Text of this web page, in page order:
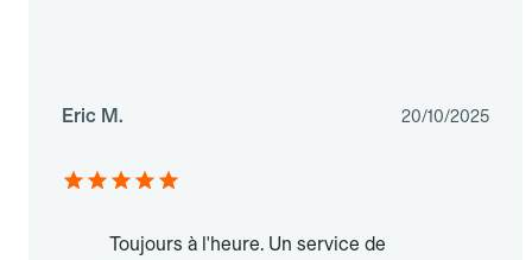
Eric M. 20/10/2025
Toujours à l'heure. Un service de